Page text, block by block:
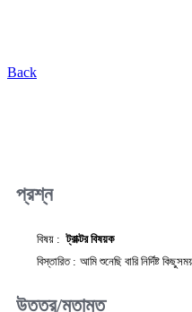
Back
প্রশ্ন
বিষয় : ট্রাক্টর বিষয়ক
বিস্তারিত : আমি শুনেছি বারি নির্দিষ্ট
উত্তর/মতামত